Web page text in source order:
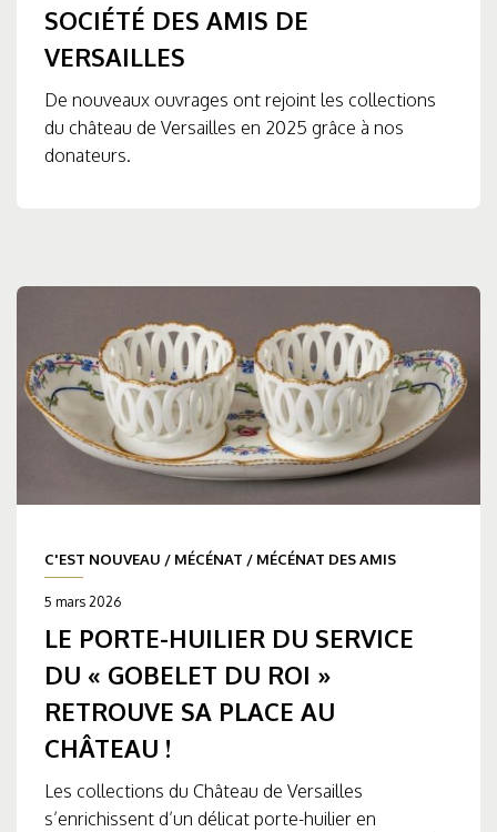
SOCIÉTÉ DES AMIS DE
VERSAILLES
De nouveaux ouvrages ont rejoint les collections
du château de Versailles en 2025 grâce à nos
donateurs.
C'EST NOUVEAU / MÉCÉNAT / MÉCÉNAT DES AMIS
5 mars 2026
LE PORTE-HUILIER DU SERVICE
DU « GOBELET DU ROI »
RETROUVE SA PLACE AU
CHÂTEAU !
Les collections du Château de Versailles
s’enrichissent d’un délicat porte-huilier en